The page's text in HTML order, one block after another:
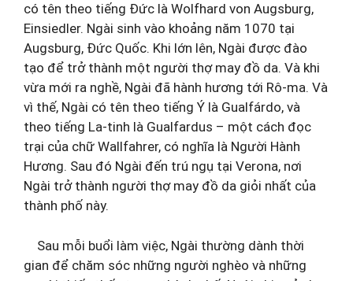
có tên theo tiếng Đức là Wolfhard von Augsburg,
Einsiedler. Ngài sinh vào khoảng năm 1070 tại
Augsburg, Đức Quốc. Khi lớn lên, Ngài được đào
tạo để trở thành một người thợ may đồ da. Và khi
vừa mới ra nghề, Ngài đã hành hương tới Rô-ma. Và
vì thế, Ngài có tên theo tiếng Ý là Gualfárdo, và
theo tiếng La-tinh là Gualfardus – một cách đọc
trại của chữ Wallfahrer, có nghĩa là Người Hành
Hương. Sau đó Ngài đến trú ngụ tại Verona, nơi
Ngài trở thành người thợ may đồ da giỏi nhất của
thành phố này.
Sau mỗi buổi làm việc, Ngài thường dành thời
gian để chăm sóc những người nghèo và những